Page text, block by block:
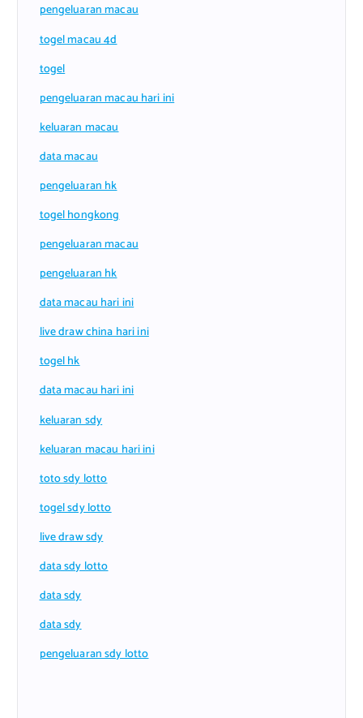
pengeluaran macau
togel macau 4d
togel
pengeluaran macau hari ini
keluaran macau
data macau
pengeluaran hk
togel hongkong
pengeluaran macau
pengeluaran hk
data macau hari ini
live draw china hari ini
togel hk
data macau hari ini
keluaran sdy
keluaran macau hari ini
toto sdy lotto
togel sdy lotto
live draw sdy
data sdy lotto
data sdy
data sdy
pengeluaran sdy lotto